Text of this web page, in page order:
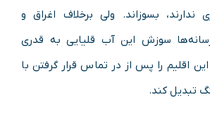
ندارند، بسوزاند. ولی برخلاف اغراق و
سوزش این آب قلیایی به قدری
اقلیم را پس از در تماس قرار گرفتن با
تبدیل کند.